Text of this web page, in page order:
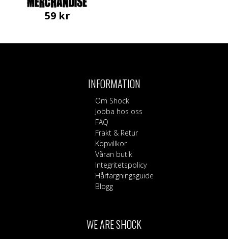
59 kr
INFORMATION
Om Shock
Jobba hos oss
FAQ
Frakt & Retur
Köpvillkor
Våran butik
Integritetspolicy
Hårfärgningsguide
Blogg
WE ARE SHOCK